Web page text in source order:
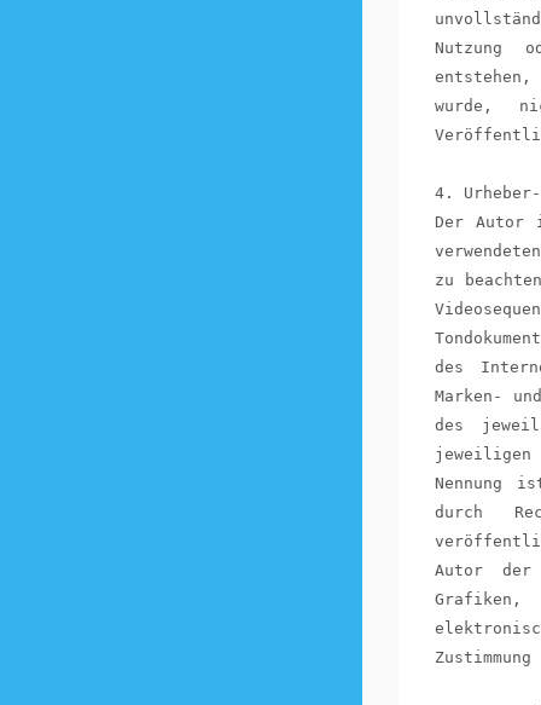
Nutzung
wurde,
4.
Der Autor
zu
des
Marken-
des
Nennung
durch
Autor der
Grafiken,